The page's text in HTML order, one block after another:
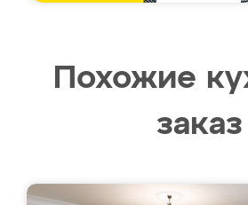
Похожие
заказ